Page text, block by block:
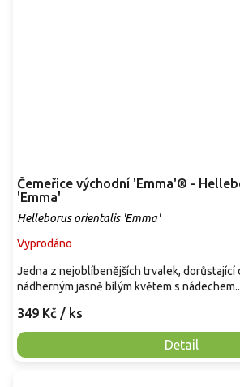
Čemeřice východní 'Emma'® -
'Emma'
Helleborus orientalis 'Emma'
Vyprodáno
349 Kč / ks
Detail
Jedna z nejoblíbenějších trvalek, dorůstající
nádherným jasně bílým květem s